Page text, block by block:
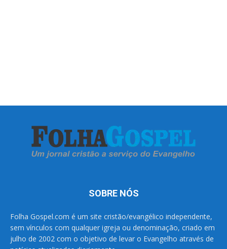
SOBRE NÓS
Folha Gospel.com é um site cristão/evangélico independente,
sem vínculos com qualquer igreja ou denominação, criado em
julho de 2002 com o objetivo de levar o Evangelho através de